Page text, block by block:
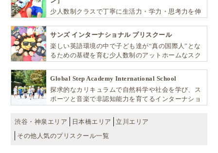
少人数制クラスで丁寧に生活力・学力・思考力を伸
サンズ インターナショナル プリスクール
楽しい英語環境の中で子ども達が“真の国際人”とな
るための基礎を育む少人数制のアットホームなスク
Global Step Academy International School
探求的なカリキュラムで自然科学や社会を学び、ス
ポーツと音楽で非認知能力を育てるインターナショ
渋谷・神泉エリア
日本橋エリア
立川エリア
その他人気のプリスクール一覧